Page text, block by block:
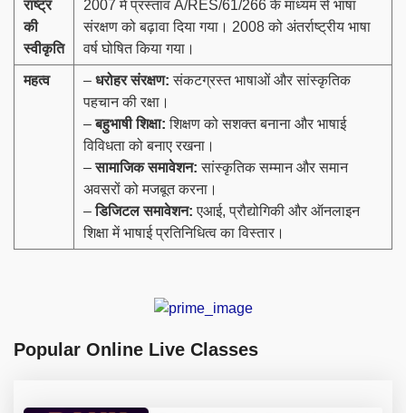
राष्ट्र
की
स्वीकृति
2007 में प्रस्ताव A/RES/61/266 के माध्यम से भाषा
संरक्षण को बढ़ावा दिया गया। 2008 को अंतर्राष्ट्रीय भाषा
वर्ष घोषित किया गया।
महत्व – धरोहर संरक्षण: संकटग्रस्त भाषाओं और सांस्कृतिक
पहचान की रक्षा।
–बहुभाषी शिक्षा: शिक्षण को सशक्त बनाना और भाषाई
विविधता को बनाए रखना।
–सामाजिक समावेशन: सांस्कृतिक सम्मान और समान
अवसरों को मजबूत करना।
–डिजिटल समावेशन: एआई, प्रौद्योगिकी और ऑनलाइन
शिक्षा में भाषाई प्रतिनिधित्व का विस्तार।
Popular Online Live Classes